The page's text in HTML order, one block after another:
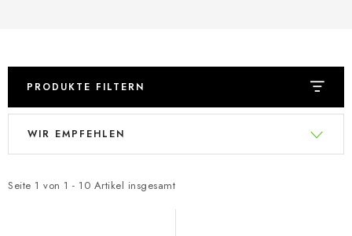
PRODUKTE FILTERN
L
t
Seite 1 von 1 - 10 Artikel insgesamt
P
d
WIR EMPFEHLEN